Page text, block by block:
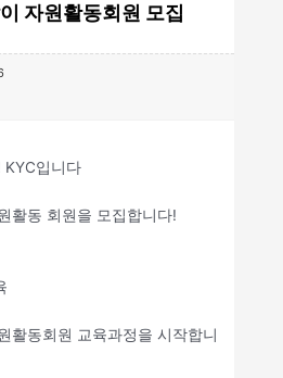
자원활동회원 모집
KYC입니다
활동 회원을 모집합니다!
활동회원 교육과정을 시작합니